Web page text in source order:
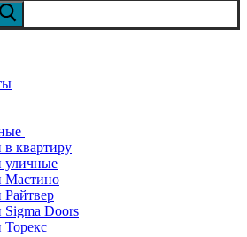
в квартиру
уличные
Мастино
Райтвер
Sigma Doors
Торекс